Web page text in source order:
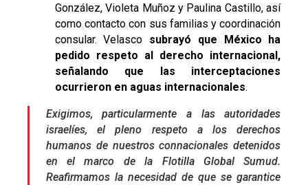
González, Violeta Muñoz y Paulina Castillo, así
como contacto con sus familias y coordinación
consular. Velasco subrayó que México ha
pedido respeto al derecho internacional,
señalando que las interceptaciones
ocurrieron en aguas internacionales.
Exigimos, particularmente a las autoridades
israelíes, el pleno respeto a los derechos
humanos de nuestros connacionales detenidos
en el marco de la Flotilla Global Sumud.
Reafirmamos la necesidad de que se garantice